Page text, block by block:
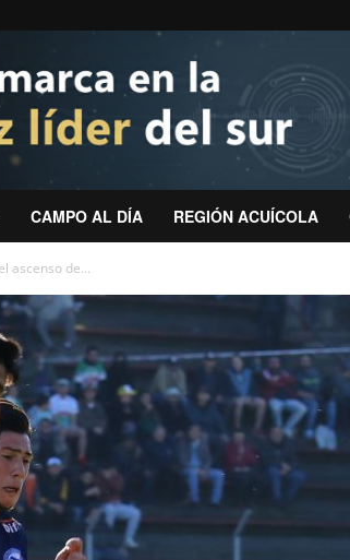
CAMPO AL DÍA REGIÓN ACUÍCOLA
ascenso de...